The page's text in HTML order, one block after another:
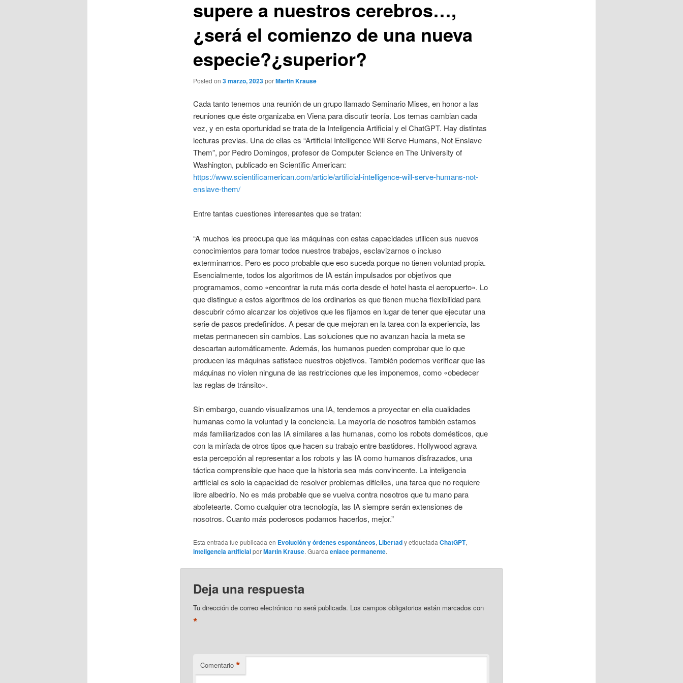
supere a nuestros cerebros…,
¿será el comienzo de una nueva
especie?¿superior?
Posted on 3 marzo, 2023porMartin Krause
Cada tanto tenemos una reunión de un grupo llamado Seminario Mises, en honor a las
reuniones que éste organizaba en Viena para discutir teoría. Los temas cambian cada
vez, y en esta oportunidad se trata de la Inteligencia Artificial y el ChatGPT. Hay distintas
lecturas previas. Una de ellas es “Artificial Intelligence Will Serve Humans, Not Enslave
Them”, por Pedro Domingos, profesor de Computer Science en The University of
Washington, publicado en Scientific American:
https://www.scientificamerican.com/article/artificial-intelligence-will-serve-humans-not-
enslave-them/
Entre tantas cuestiones interesantes que se tratan:
“A muchos les preocupa que las máquinas con estas capacidades utilicen sus nuevos
conocimientos para tomar todos nuestros trabajos, esclavizarnos o incluso
exterminarnos. Pero es poco probable que eso suceda porque no tienen voluntad propia.
Esencialmente, todos los algoritmos de IA están impulsados ​​por objetivos que
programamos, como «encontrar la ruta más corta desde el hotel hasta el aeropuerto». Lo
que distingue a estos algoritmos de los ordinarios es que tienen mucha flexibilidad para
descubrir cómo alcanzar los objetivos que les fijamos en lugar de tener que ejecutar una
serie de pasos predefinidos. A pesar de que mejoran en la tarea con la experiencia, las
metas permanecen sin cambios. Las soluciones que no avanzan hacia la meta se
descartan automáticamente. Además, los humanos pueden comprobar que lo que
producen las máquinas satisface nuestros objetivos. También podemos verificar que las
máquinas no violen ninguna de las restricciones que les imponemos, como «obedecer
las reglas de tránsito».
Sin embargo, cuando visualizamos una IA, tendemos a proyectar en ella cualidades
humanas como la voluntad y la conciencia. La mayoría de nosotros también estamos
más familiarizados con las IA similares a las humanas, como los robots domésticos, que
con la miríada de otros tipos que hacen su trabajo entre bastidores. Hollywood agrava
esta percepción al representar a los robots y las IA como humanos disfrazados, una
táctica comprensible que hace que la historia sea más convincente. La inteligencia
artificial es solo la capacidad de resolver problemas difíciles, una tarea que no requiere
libre albedrío. No es más probable que se vuelva contra nosotros que tu mano para
abofetearte. Como cualquier otra tecnología, las IA siempre serán extensiones de
nosotros. Cuanto más poderosos podamos hacerlos, mejor.”
Esta entrada fue publicada en Evolución y órdenes espontáneos, Libertady etiquetada ChatGPT,
inteligencia artificialporMartin Krause. Guarda enlace permanente.
Deja una respuesta
Tu dirección de correo electrónico no será publicada. Los campos obligatorios están marcados con
*
Comentario *